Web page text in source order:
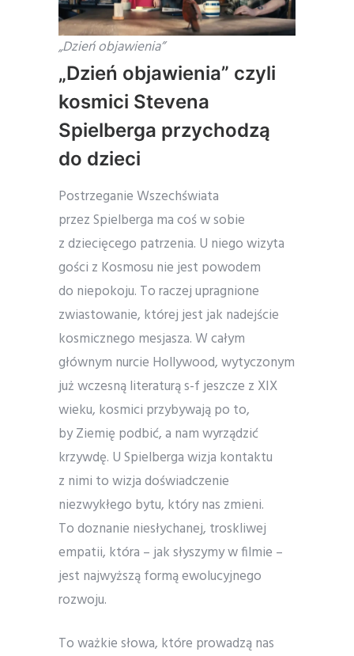
„Dzień objawienia”
„Dzień objawienia” czyli
kosmici Stevena
Spielberga przychodzą
do dzieci
Postrzeganie Wszechświata
przez Spielberga ma coś w sobie
z dziecięcego patrzenia. U niego wizyta
gości z Kosmosu nie jest powodem
do niepokoju. To raczej upragnione
zwiastowanie, której jest jak nadejście
kosmicznego mesjasza. W całym
głównym nurcie Hollywood, wytyczonym
już wczesną literaturą s-f jeszcze z XIX
wieku, kosmici przybywają po to,
by Ziemię podbić, a nam wyrządzić
krzywdę. U Spielberga wizja kontaktu
z nimi to wizja doświadczenie
niezwykłego bytu, który nas zmieni.
To doznanie niesłychanej, troskliwej
empatii, która – jak słyszymy w filmie –
jest najwyższą formą ewolucyjnego
rozwoju.
To ważkie słowa, które prowadzą nas